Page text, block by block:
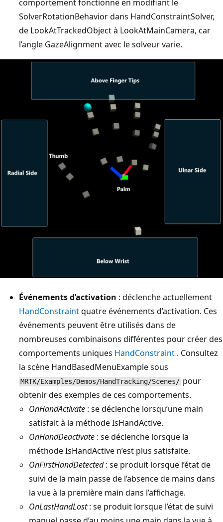
comportement fonctionne en modifiant le
SolverRotationBehavior dans HandConstraintSolver,
de LookAtTrackedObject à LookAtMainCamera, car
l’angle GazeAlignment avec le solveur varie.
Événements d’activation : déclenche actuellement
HandConstraintquatre événements d’activation. Ces
événements peuvent être utilisés dans de
nombreuses combinaisons différentes pour créer des
comportements uniques HandConstraint . Consultez
la scène HandBasedMenuExample sous
MRTK/Examples/Demos/HandTracking/Scenes/ pour
obtenir des exemples de ces comportements.
OnHandActivate : se déclenche lorsqu’une main
satisfait à la méthode IsHandActive.
OnHandDeactivate : se déclenche lorsque la
méthode IsHandActive n’est plus satisfaite.
OnFirstHandDetected: se produit lorsque l’état de
suivi de la main passe de l’absence de mains dans
la vue à la première main dans l’affichage.
OnLastHandLost: se produit lorsque l’état de suivi